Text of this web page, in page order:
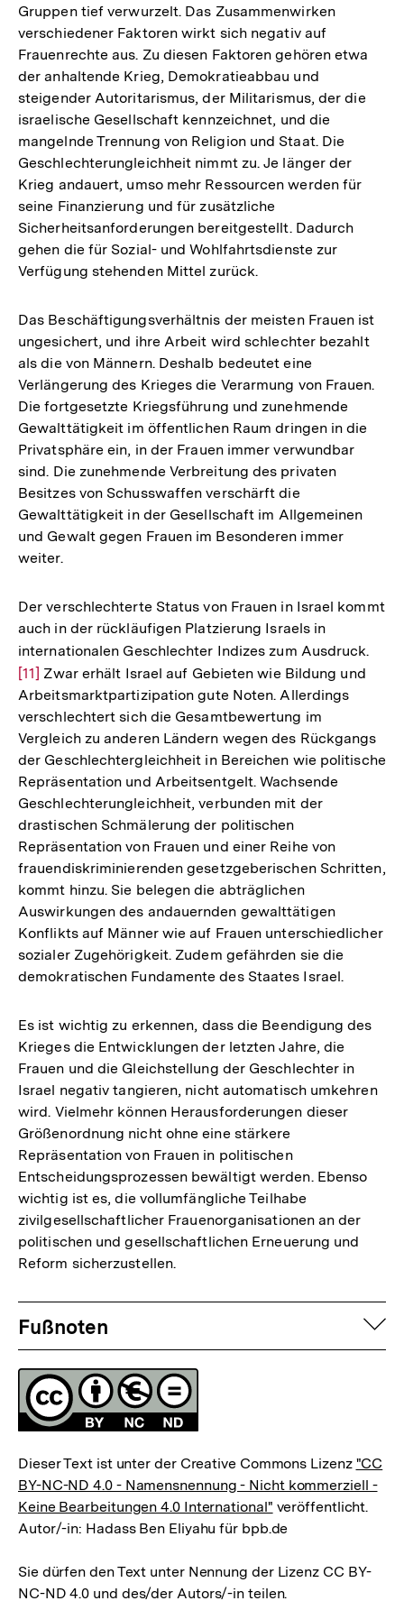
Gruppen tief verwurzelt. Das Zusammenwirken
verschiedener Faktoren wirkt sich negativ auf
Frauenrechte aus. Zu diesen Faktoren gehören etwa
der anhaltende Krieg, Demokratieabbau und
steigender Autoritarismus, der Militarismus, der die
israelische Gesellschaft kennzeichnet, und die
mangelnde Trennung von Religion und Staat. Die
Geschlechterungleichheit nimmt zu. Je länger der
Krieg andauert, umso mehr Ressourcen werden für
seine Finanzierung und für zusätzliche
Sicherheitsanforderungen bereitgestellt. Dadurch
gehen die für Sozial- und Wohlfahrtsdienste zur
Verfügung stehenden Mittel zurück.
Das Beschäftigungsverhältnis der meisten Frauen ist
ungesichert, und ihre Arbeit wird schlechter bezahlt
als die von Männern. Deshalb bedeutet eine
Verlängerung des Krieges die Verarmung von Frauen.
Die fortgesetzte Kriegsführung und zunehmende
Gewalttätigkeit im öffentlichen Raum dringen in die
Privatsphäre ein, in der Frauen immer verwundbar
sind. Die zunehmende Verbreitung des privaten
Besitzes von Schusswaffen verschärft die
Gewalttätigkeit in der Gesellschaft im Allgemeinen
und Gewalt gegen Frauen im Besonderen immer
weiter.
Der verschlechterte Status von Frauen in Israel kommt
auch in der rückläufigen Platzierung Israels in
internationalen Geschlechter Indizes zum Ausdruck.
[11] Zwar erhält Israel auf Gebieten wie Bildung und
Arbeitsmarktpartizipation gute Noten. Allerdings
verschlechtert sich die Gesamtbewertung im
Vergleich zu anderen Ländern wegen des Rückgangs
der Geschlechtergleichheit in Bereichen wie politische
Repräsentation und Arbeitsentgelt. Wachsende
Geschlechterungleichheit, verbunden mit der
drastischen Schmälerung der politischen
Repräsentation von Frauen und einer Reihe von
frauendiskriminierenden gesetzgeberischen Schritten,
kommt hinzu. Sie belegen die abträglichen
Auswirkungen des andauernden gewalttätigen
Konflikts auf Männer wie auf Frauen unterschiedlicher
sozialer Zugehörigkeit. Zudem gefährden sie die
demokratischen Fundamente des Staates Israel.
Es ist wichtig zu erkennen, dass die Beendigung des
Krieges die Entwicklungen der letzten Jahre, die
Frauen und die Gleichstellung der Geschlechter in
Israel negativ tangieren, nicht automatisch umkehren
wird. Vielmehr können Herausforderungen dieser
Größenordnung nicht ohne eine stärkere
Repräsentation von Frauen in politischen
Entscheidungsprozessen bewältigt werden. Ebenso
wichtig ist es, die vollumfängliche Teilhabe
zivilgesellschaftlicher Frauenorganisationen an der
politischen und gesellschaftlichen Erneuerung und
Reform sicherzustellen.
Fussnoten
Fußnoten
Lizenz
Dieser Text ist unter der Creative Commons Lizenz "CC
BY-NC-ND 4.0 - Namensnennung - Nicht kommerziell -
Keine Bearbeitungen 4.0 International" veröffentlicht.
Autor/-in: Hadass Ben Eliyahu für bpb.de
Sie dürfen den Text unter Nennung der Lizenz CC BY-
NC-ND 4.0 und des/der Autors/-in teilen.